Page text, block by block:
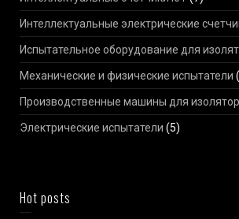
Интеллектуальные электрические
Испытательное оборудование для
Механические и физические испытатели
Производственные машины для
Электрические испытатели (5)
Hot posts